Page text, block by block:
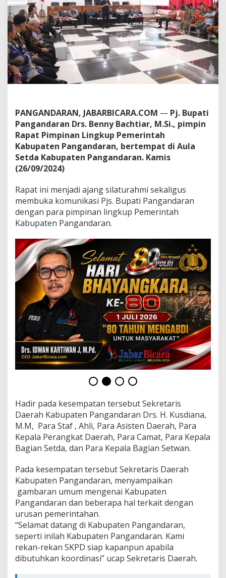
r
d
a
n
a
,
J
.
p
a
t
i
P
a
n
d
a
r
n
j
a
k
S
t
a
k
e
h
o
d
r
L
k
u
k
a
n
3
PANGANDARAN, JABARBICARA.COM — Pj. Bupati
Pangandaran Drs. Benny Bachtiar, M.Si., pimpin
Rapat Pimpinan Lingkup Pemerintah
Kabupaten Pangandaran, bertempat di Aula
Setda Kabupaten Pangandaran. Kamis
(26/09/2024)
Rapat ini menjadi ajang silaturahmi sekaligus
membuka komunikasi Pjs. Bupati Pangandaran
dengan para pimpinan lingkup Pemerintah
Kabupaten Pangandaran.
Hadir pada kesempatan tersebut Sekretaris
Daerah Kabupaten Pangandaran Drs. H. Kusdiana,
M.M, Para Staf , Ahli, Para Asisten Daerah, Para
Kepala Perangkat Daerah, Para Camat, Para Kepala
Bagian Setda, dan Para Kepala Bagian Setwan.
Pada kesempatan tersebut Sekretaris Daerah
Kabupaten Pangandaran, menyampaikan
gambaran umum mengenai Kabupaten
Pangandaran dan beberapa hal terkait dengan
urusan pemerintahan.
“Selamat datang di Kabupaten Pangandaran,
seperti inilah Kabupaten Pangandaran. Kami
rekan-rekan SKPD siap kapanpun apabila
dibutuhkan koordinasi” ucap Sekretaris Daerah.